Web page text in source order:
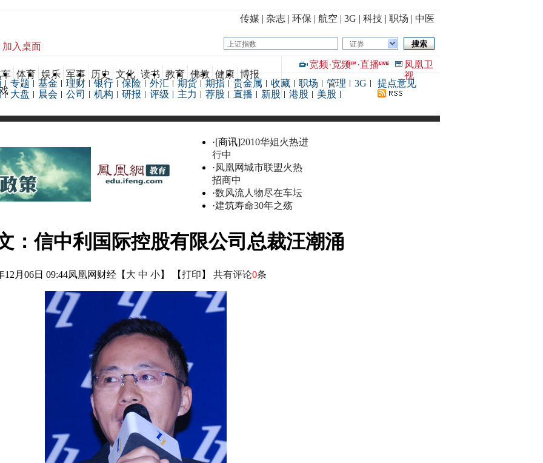
传媒| 杂志| 环保 | 航空 | 3G | 科技| 职场 | 中医
加入桌面 证券
体育 娱乐 军事 历史 文化 读书 教育 佛教 健康 博报
宽频·宽频 ·直播
凤凰卫
视
专题 基金 理财 银行 保险 外汇 期货 期指 贵金属 收藏 职场 管理
3G
大盘 晨会 公司 机构 研报 评级 主力 荐股 直播 新股 港股 美股
提点意见
·[商讯]2010华姐火热进
行中
·凤凰网城市联盟火热
招商中
·数风流人物尽在车坛
·建筑寿命30年之殇
：信中利国际控股有限公司总裁汪潮涌
12月06日 09:44凤凰网财经 【 大 中 小】 【打印 】 共有评论0条